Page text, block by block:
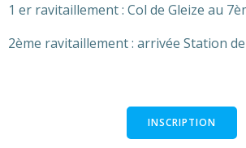
1 er ravitaillement : Col de Gleize au
2ème ravitaillement : arrivée Station
INSCRIPTION